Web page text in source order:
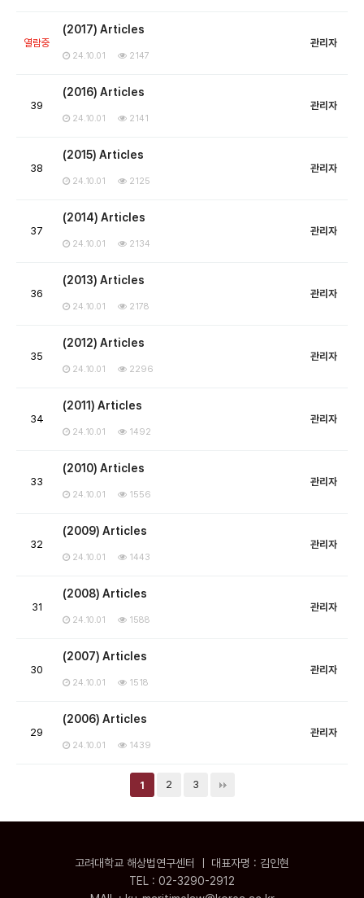
열람중
(2017) Articles
24.10.01 2147
관리자
39
(2016) Articles
24.10.01 2141
관리자
38
(2015) Articles
24.10.01 2125
관리자
37
(2014) Articles
24.10.01 2134
관리자
36
(2013) Articles
24.10.01 2178
관리자
35
(2012) Articles
24.10.01 2296
관리자
34
(2011) Articles
24.10.01 1492
관리자
33
(2010) Articles
24.10.01 1556
관리자
32
(2009) Articles
24.10.01 1443
관리자
31
(2008) Articles
24.10.01 1588
관리자
30
(2007) Articles
24.10.01 1518
관리자
29
(2006) Articles
24.10.01 1439
관리자
1 2 3
고려대학교 해상법연구센터 ㅣ 대표자명 : 김인현
TEL : 02-3290-2912